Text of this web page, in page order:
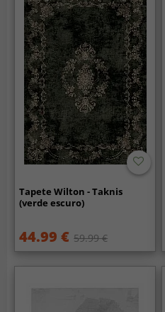
Tapete Wilton - Taknis
(verde escuro)
44.99 € 59.99 €